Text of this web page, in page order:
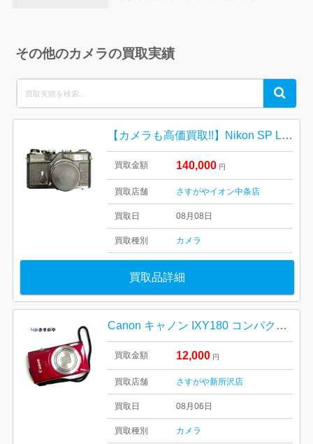
その他のカメラの買取実績
for:
Search
【カメラも高価買取!!】Nikon SP LIMETED EDITION 復刻モデル
買取金額 140,000 円
買取店舗 さすがやイオン中条店
買取日 08月08日
買取種別 カメラ
買取品詳細
Canon キャノン IXY180 コンパクト デジタルカメラ
買取金額 12,000 円
買取店舗 さすがや新所沢店
買取日 08月06日
買取種別 カメラ